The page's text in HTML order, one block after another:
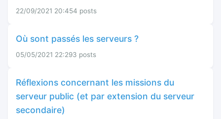
22/09/2021 20:454 posts
Où sont passés les serveurs ?
05/05/2021 22:293 posts
Réflexions concernant les missions du
serveur public (et par extension du serveur
secondaire)